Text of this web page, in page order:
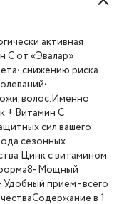
активная
С от «Эвалар»
снижению риска
волос.Именно
+ Витамин С
сил вашего
сезонных
Цинк с витамином
форма8- Мощный
Удобный прием - всего
в 1